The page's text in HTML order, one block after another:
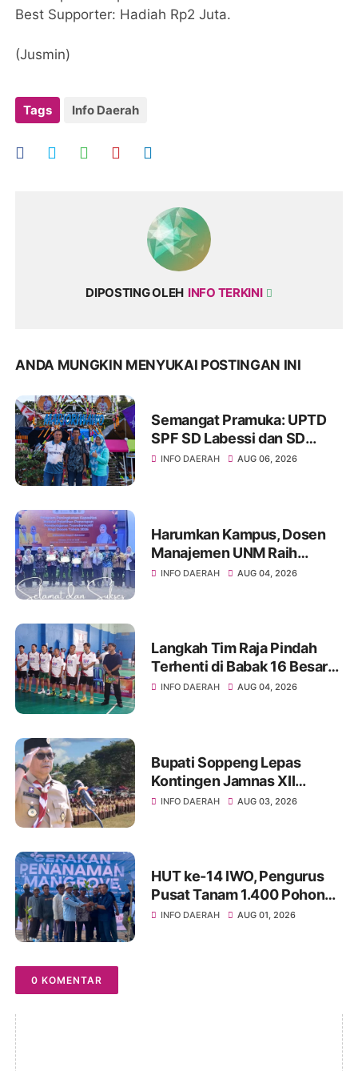
​Best Supporter: Hadiah Rp2 Juta.
(Jusmin)
Tags Info Daerah
DIPOSTING OLEH INFO TERKINI
ANDA MUNGKIN MENYUKAI POSTINGAN INI
Semangat Pramuka: UPTD
SPF SD Labessi dan SD
Paccora Wakili Kecamatan
INFO DAERAH AUG 06, 2026
Harumkan Kampus, Dosen
Manajemen UNM Raih
Peserta Terbaik ToT
INFO DAERAH AUG 04, 2026
Langkah Tim Raja Pindah
Terhenti di Babak 16 Besar
Kejuaraan Bulutangkis TSM
INFO DAERAH AUG 04, 2026
Bupati Soppeng Lepas
Kontingen Jamnas XII
Cibubur dan Buka
INFO DAERAH AUG 03, 2026
HUT ke-14 IWO, Pengurus
Pusat Tanam 1.400 Pohon
Mangrove di Tanjung Pasir
INFO DAERAH AUG 01, 2026
0 KOMENTAR